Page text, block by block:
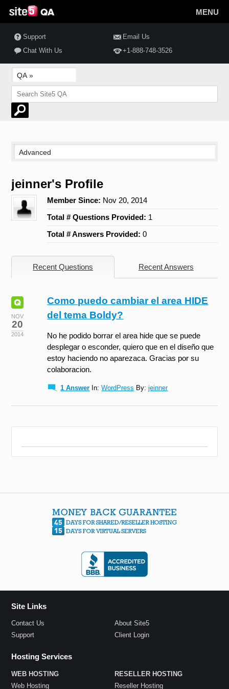
MENU
Support
Email Us
Chat With Us
+1-888-748-3526
jeinner's Profile
Member Since: Nov 20, 2014
Total # Questions Provided: 1
Total # Answers Provided:0
Recent Questions Recent Answers
NOV
20
2014
Como puedo cambiar el area HIDE
del tema Boldy?
No he podido borrar el area hide que se puede
desplegar o esconder, quiero que en el diseño que
estoy haciendo no aparezaca. Gracias por su
colaboracion.
1 Answer In:WordPress By:jeinner
Site Links
Contact Us
About Site5
Support
Client Login
Hosting Services
WEB HOSTING
Web Hosting
RESELLER HOSTING
Reseller Hosting